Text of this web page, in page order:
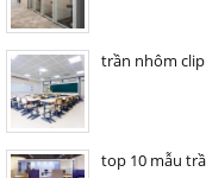
trần nhôm
top 10 mẫu